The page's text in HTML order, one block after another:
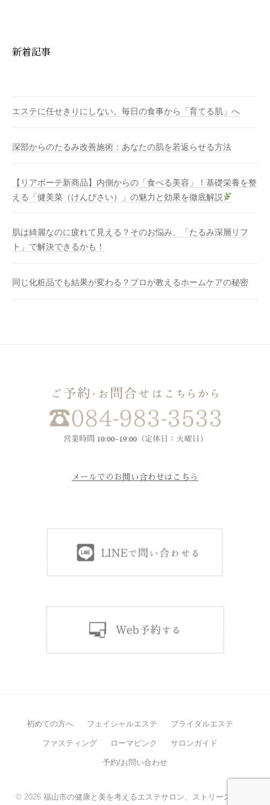
新着記事
エステに任せきりにしない。毎日の食事から「育てる肌」へ
深部からのたるみ改善施術：あなたの肌を若返らせる方法
【リアボーテ新商品】内側からの「食べる美容」！基礎栄養を整
える「健美菜（けんびさい）」の魅力と効果を徹底解説
肌は綺麗なのに疲れて見える？そのお悩み、「たるみ深層リフ
ト」で解決できるかも！
同じ化粧品でも結果が変わる？プロが教えるホームケアの秘密
メールでのお問い合わせはこちら
初めての方へ フェイシャルエステ ブライダルエステ
ファスティング ローマピンク サロンガイド
予約/お問い合わせ
© 2026 福山市の健康と美を考えるエステサロン、ストリーズケア。